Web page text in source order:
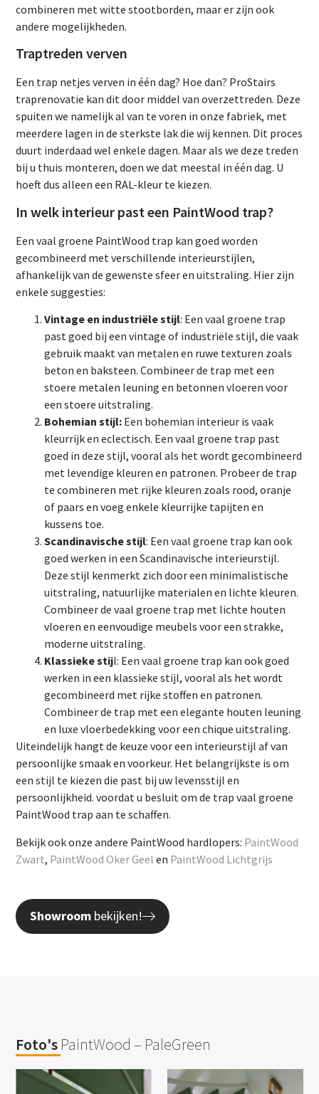
combineren met witte stootborden, maar er zijn ook
andere mogelijkheden.
Traptreden verven
Een trap netjes verven in één dag? Hoe dan? ProStairs
traprenovatie kan dit door middel van overzettreden. Deze
spuiten we namelijk al van te voren in onze fabriek, met
meerdere lagen in de sterkste lak die wij kennen. Dit proces
duurt inderdaad wel enkele dagen. Maar als we deze treden
bij u thuis monteren, doen we dat meestal in één dag. U
hoeft dus alleen een RAL-kleur te kiezen.
In welk interieur past een PaintWood trap?
Een vaal groene PaintWood trap kan goed worden
gecombineerd met verschillende interieurstijlen,
afhankelijk van de gewenste sfeer en uitstraling. Hier zijn
enkele suggesties:
Vintage en industriële stijl: Een vaal groene trap
past goed bij een vintage of industriële stijl, die vaak
gebruik maakt van metalen en ruwe texturen zoals
beton en baksteen. Combineer de trap met een
stoere metalen leuning en betonnen vloeren voor
een stoere uitstraling.
Bohemian stijl: Een bohemian interieur is vaak
kleurrijk en eclectisch. Een vaal groene trap past
goed in deze stijl, vooral als het wordt gecombineerd
met levendige kleuren en patronen. Probeer de trap
te combineren met rijke kleuren zoals rood, oranje
of paars en voeg enkele kleurrijke tapijten en
kussens toe.
Scandinavische stijl: Een vaal groene trap kan ook
goed werken in een Scandinavische interieurstijl.
Deze stijl kenmerkt zich door een minimalistische
uitstraling, natuurlijke materialen en lichte kleuren.
Combineer de vaal groene trap met lichte houten
vloeren en eenvoudige meubels voor een strakke,
moderne uitstraling.
Klassieke stijl: Een vaal groene trap kan ook goed
werken in een klassieke stijl, vooral als het wordt
gecombineerd met rijke stoffen en patronen.
Combineer de trap met een elegante houten leuning
en luxe vloerbedekking voor een chique uitstraling.
Uiteindelijk hangt de keuze voor een interieurstijl af van
persoonlijke smaak en voorkeur. Het belangrijkste is om
een stijl te kiezen die past bij uw levensstijl en
persoonlijkheid. voordat u besluit om de trap vaal groene
PaintWood trap aan te schaffen.
Bekijk ook onze andere PaintWood hardlopers: PaintWood
Zwart, PaintWood Oker Geel en PaintWood Lichtgrijs
Showroom bekijken!
Foto's PaintWood – PaleGreen